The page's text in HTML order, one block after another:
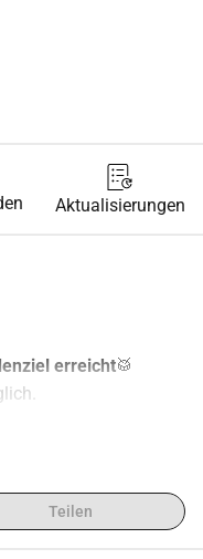
Aktualisierungen
erreicht🥁
an jeden Einzelnen
Teilen